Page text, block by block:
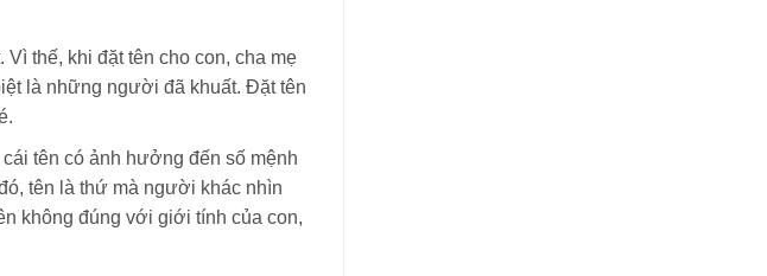
thế, khi đặt tên cho con, cha mẹ
là những người đã khuất. Đặt tên
tên có ảnh hưởng đến số mệnh
tên là thứ mà người khác nhìn
không đúng với giới tính của con,